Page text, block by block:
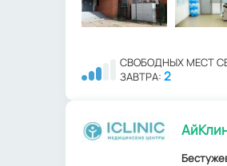
СВОБОДНЫХ МЕСТ
ЗАВТРА: 2